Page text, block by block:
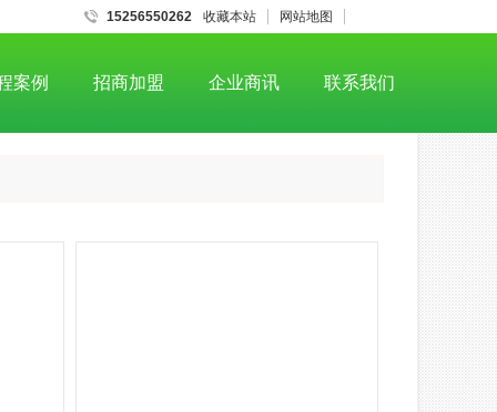
15256550262 收藏本站 网站地图
案例 招商加盟 企业商讯 联系我们